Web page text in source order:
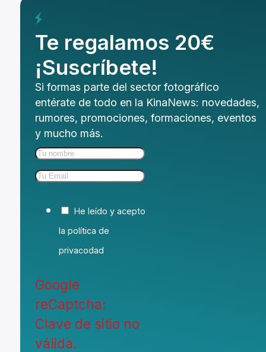
Te regalamos 20€
¡Suscríbete!
Si formas parte del sector fotográfico
entérate de todo en la KinaNews: novedades,
rumores, promociones, formaciones, eventos
y mucho más.
He leído y acepto
la política de
privacodad
Google
reCaptcha:
Clave de sitio no
válida.